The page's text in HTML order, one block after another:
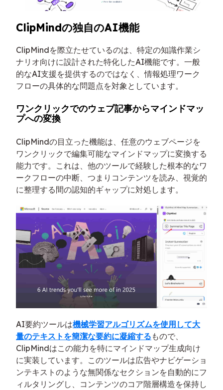
ClipMindの独自のAI機能
ClipMindを際立たせているのは、特定の知識作業シ
ナリオ向けに設計された特化したAI機能です。一般
的なAI支援を提供するのではなく、情報処理ワーク
フローの具体的な問題点を対象としています。
ワンクリックでのウェブ記事からマインドマッ
プへの変換
ClipMindの目立った機能は、任意のウェブページを
ワンクリックで編集可能なマインドマップに変換する
能力です。これは、他のツールで経験した根本的なワ
ークフローの中断、つまりコンテンツを読み、視覚的
に整理する間の認知的ギャップに対処します。
AI要約ツールは機械学習アルゴリズムを使用して大
量のテキストを簡潔な要約に凝縮する もので、
ClipMindはこの能力を特にマインドマップ生成向け
に実装しています。このツールは広告やナビゲーショ
ンテキストのような無関係なセクションを自動的にフ
ィルタリングし、コンテンツのコア階層構造を保持し